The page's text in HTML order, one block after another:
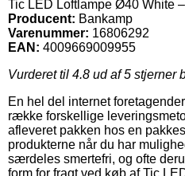
Tic LED Loftlampe Ø40 White
Producent: Bankamp
Varenummer: 16806292
EAN: 4009669009955
Vurderet til 4.8 ud af 5 stjerner
En hel del internet
række forskellige
afleveret pakken hos en
produkterne når du har
særdeles smertefri, og ofte
form for fragt ved køb af Tic